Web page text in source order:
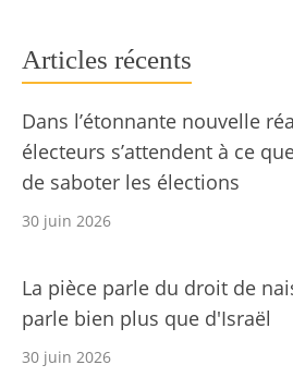
Articles récents
Dans l’étonnante nouvelle
électeurs s’attendent à ce
de saboter les élections
30 juin 2026
La pièce parle du droit de
parle bien plus que d'Israël
30 juin 2026